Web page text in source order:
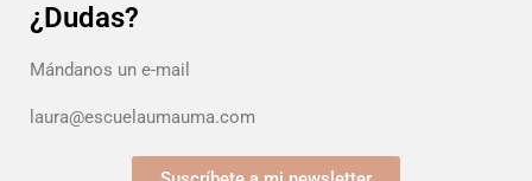
¿Dudas?
Mándanos un e-mail
laura@escuelaumauma.com